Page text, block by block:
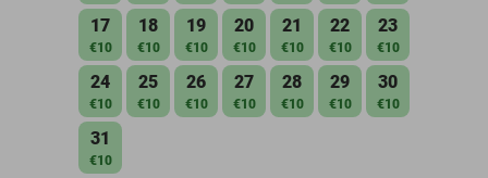
17
€10
18
€10
19
€10
20
€10
21
€10
22
€10
23
€10
24
€10
25
€10
26
€10
27
€10
28
€10
29
€10
30
€10
31
€10